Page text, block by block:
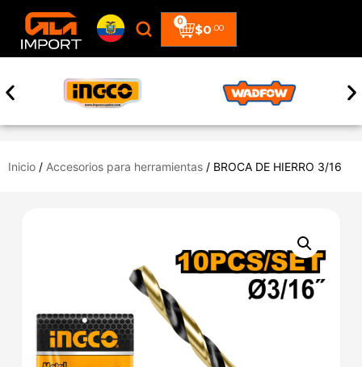
$0 .00
0
Inicio / Accesorios para herramientas / BROCA DE HIERRO 3/16